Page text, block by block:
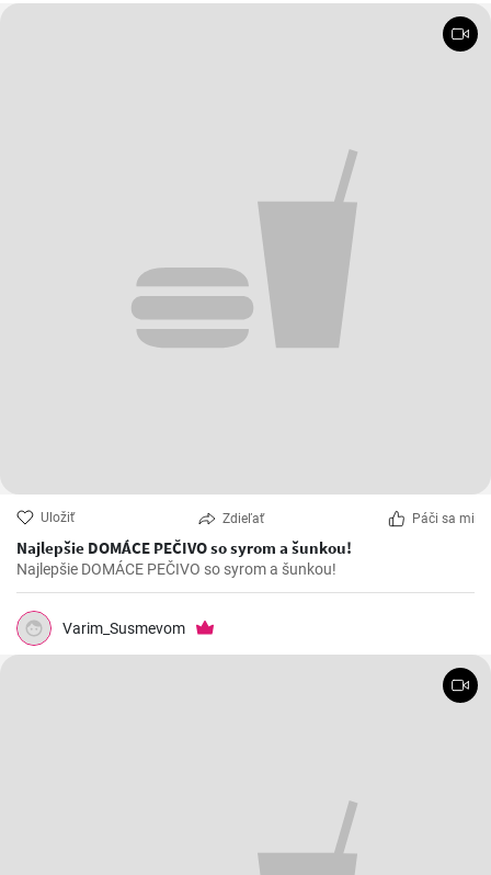
Uložiť Zdieľať Páči sa mi
Najlepšie DOMÁCE PEČIVO so syrom a šunkou!
Najlepšie DOMÁCE PEČIVO so syrom a šunkou!
Varim_Susmevom